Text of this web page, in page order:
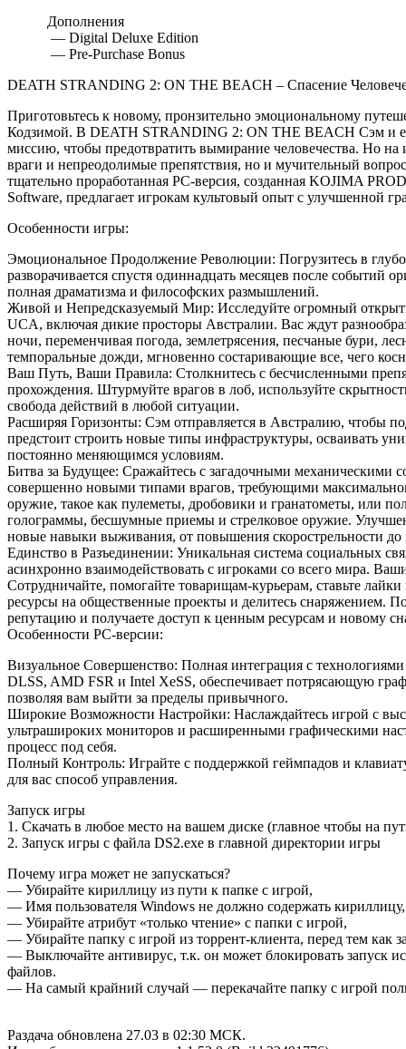
Дополнения
— Digital Deluxe Edition
— Pre-Purchase Bonus
DEATH STRANDING 2: ON THE BEACH – Спасение
Приготовьтесь к новому, пронзительно эмоциональному
Кодзимой. В DEATH STRANDING 2: ON THE BEACH Сэм и
миссию, чтобы предотвратить вымирание человечества. Но на
враги и непреодолимые препятствия, но и мучительный
тщательно проработанная PC-версия, созданная KOJIMA
Software, предлагает игрокам культовый опыт с улучшенной
Особенности игры:
Эмоциональное Продолжение Революции: Погрузитесь в
разворачивается спустя одиннадцать месяцев после событий
полная драматизма и философских размышлений.
Живой и Непредсказуемый Мир: Исследуйте огромный
UCA, включая дикие просторы Австралии. Вас ждут
ночи, переменчивая погода, землетрясения, песчаные бури,
темпоральные дожди, мгновенно состаривающие все, чего
Ваш Путь, Ваши Правила: Столкнитесь с бесчисленными
прохождения. Штурмуйте врагов в лоб, используйте
свобода действий в любой ситуации.
Расширяя Горизонты: Сэм отправляется в Австралию, чтобы
предстоит строить новые типы инфраструктуры, осваивать
постоянно меняющимся условиям.
Битва за Будущее: Сражайтесь с загадочными механическими
совершенно новыми типами врагов, требующими
оружие, такое как пулеметы, дробовики и гранатометы, или
голограммы, бесшумные приемы и стрелковое оружие.
новые навыки выживания, от повышения скорострельности до
Единство в Разъединении: Уникальная система социальных
асинхронно взаимодействовать с игроками со всего мира.
Сотрудничайте, помогайте товарищам-курьерам, ставьте
ресурсы на общественные проекты и делитесь снаряжением.
репутацию и получаете доступ к ценным ресурсам и новому
Особенности PC-версии:
Визуальное Совершенство: Полная интеграция с
DLSS, AMD FSR и Intel XeSS, обеспечивает потрясающую
позволяя вам выйти за пределы привычного.
Широкие Возможности Настройки: Наслаждайтесь игрой с
ультрашироких мониторов и расширенными графическими
процесс под себя.
Полный Контроль: Играйте с поддержкой геймпадов и
для вас способ управления.
Запуск игры
1. Скачать в любое место на вашем диске (главное чтобы на
2. Запуск игры с файла DS2.exe в главной директории игры
Почему игра может не запускаться?
— Убирайте кириллицу из пути к папке с игрой,
— Имя пользователя Windows не должно содержать кириллицу,
— Убирайте атрибут «только чтение» с папки с игрой,
— Убирайте папку с игрой из торрент-клиента, перед тем как
— Выключайте антивирус, т.к. он может блокировать запуск
файлов.
— На самый крайний случай — перекачайте папку с игрой
Раздача обновлена 27.03 в 02:30 МСК.